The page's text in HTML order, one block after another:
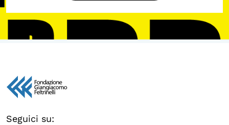
Seguici su: